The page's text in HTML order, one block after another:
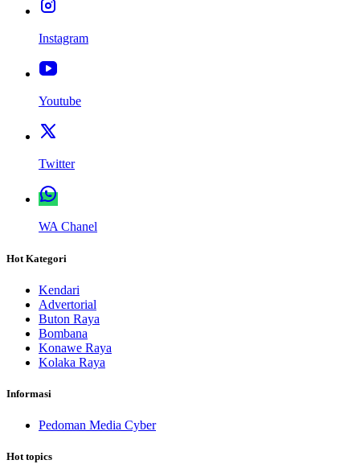
Instagram
Youtube
Twitter
WA Chanel
Hot Kategori
Kendari
Advertorial
Buton Raya
Bombana
Konawe Raya
Kolaka Raya
Informasi
Pedoman Media Cyber
Hot topics